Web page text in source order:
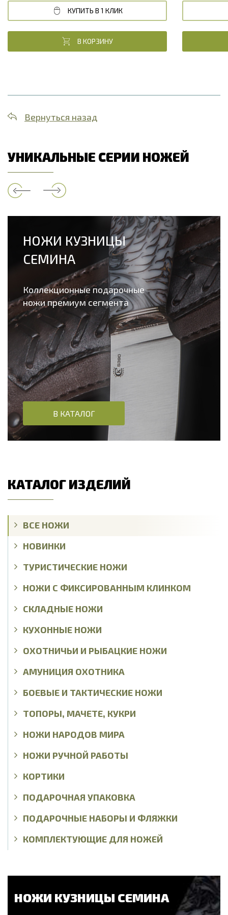
КУПИТЬ В 1 КЛИК
В КОРЗИНУ
Вернуться назад
УНИКАЛЬНЫЕ СЕРИИ НОЖЕЙ
НОЖИ КУЗНИЦЫ
СЕМИНА
Коллекционные подарочные
ножи премиум сегмента
В КАТАЛОГ
КАТАЛОГ ИЗДЕЛИЙ
ВСЕ НОЖИ
НОВИНКИ
ТУРИСТИЧЕСКИЕ НОЖИ
НОЖИ С ФИКСИРОВАННЫМ КЛИНКОМ
СКЛАДНЫЕ НОЖИ
КУХОННЫЕ НОЖИ
ОХОТНИЧЬИ И РЫБАЦКИЕ НОЖИ
АМУНИЦИЯ ОХОТНИКА
БОЕВЫЕ И ТАКТИЧЕСКИЕ НОЖИ
ТОПОРЫ, МАЧЕТЕ, КУКРИ
НОЖИ НАРОДОВ МИРА
НОЖИ РУЧНОЙ РАБОТЫ
КОРТИКИ
ПОДАРОЧНАЯ УПАКОВКА
ПОДАРОЧНЫЕ НАБОРЫ И ФЛЯЖКИ
КОМПЛЕКТУЮЩИЕ ДЛЯ НОЖЕЙ
НОЖИ КУЗНИЦЫ СЕМИНА